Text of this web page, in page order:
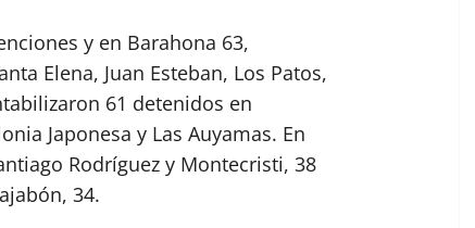
y en Barahona 63,
Elena, Juan Esteban, Los Patos,
61 detenidos en
Japonesa y Las Auyamas. En
Rodríguez y Montecristi, 38
34.